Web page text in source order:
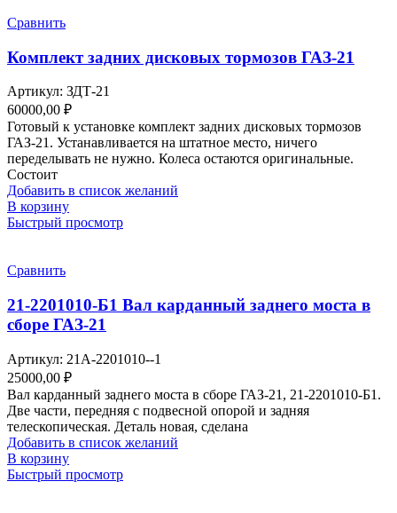
Сравнить
Комплект задних дисковых тормозов ГАЗ-21
Артикул: ЗДТ-21
60000,00 ₽
Готовый к установке комплект задних дисковых тормозов
ГАЗ-21. Устанавливается на штатное место, ничего
переделывать не нужно. Колеса остаются оригинальные.
Состоит
Добавить в список желаний
В корзину
Быстрый просмотр
Сравнить
21-2201010-Б1 Вал карданный заднего моста в
сборе ГАЗ-21
Артикул: 21А-2201010--1
25000,00 ₽
Вал карданный заднего моста в сборе ГАЗ-21, 21-2201010-Б1.
Две части, передняя с подвесной опорой и задняя
телескопическая. Деталь новая, сделана
Добавить в список желаний
В корзину
Быстрый просмотр